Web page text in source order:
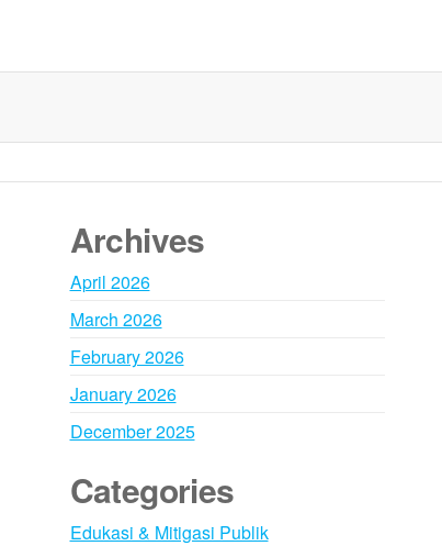
Archives
April 2026
March 2026
February 2026
January 2026
December 2025
Categories
Edukasi & Mitigasi Publik